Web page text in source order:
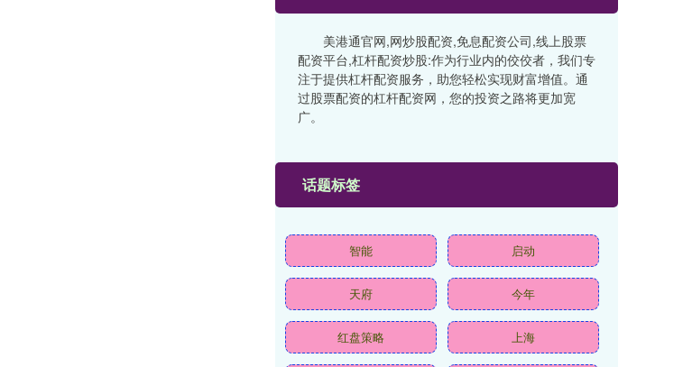
美港通官网,网炒股配资,免息配资公司,线上股票
配资平台,杠杆配资炒股:作为行业内的佼佼者，我们专
注于提供杠杆配资服务，助您轻松实现财富增值。通
过股票配资的杠杆配资网，您的投资之路将更加宽
广。
话题标签
智能 启动
天府 今年
红盘策略 上海